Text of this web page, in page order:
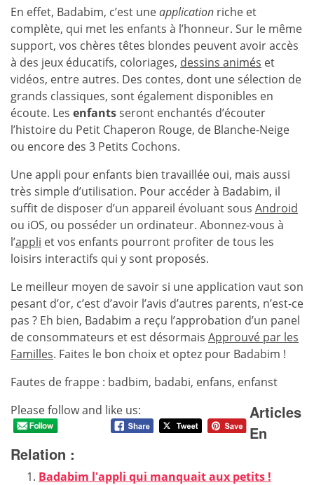
En effet, Badabim, c’est uneapplication riche et
complète, qui met les enfants à l’honneur. Sur le même
support, vos chères têtes blondes peuvent avoir accès
à des jeux éducatifs, coloriages, dessins animés et
vidéos, entre autres. Des contes, dont une sélection de
grands classiques, sont également disponibles en
écoute. Les enfantsseront enchantés d’écouter
l’histoire du Petit Chaperon Rouge, de Blanche-Neige
ou encore des 3 Petits Cochons.
Une appli pour enfants bien travaillée oui, mais aussi
très simple d’utilisation. Pour accéder à Badabim, il
suffit de disposer d’un appareil évoluant sous Android
ou iOS, ou posséder un ordinateur. Abonnez-vous à
l’appli et vos enfants pourront profiter de tous les
loisirs interactifs qui y sont proposés.
Le meilleur moyen de savoir si une application vaut son
pesant d’or, c’est d’avoir l’avis d’autres parents, n’est-ce
pas ? Eh bien, Badabim a reçu l’approbation d’un panel
de consommateurs et est désormais Approuvé par les
Familles. Faites le bon choix et optez pour Badabim !
Fautes de frappe : badbim, badabi, enfans, enfanst
Please follow and like us:
Articles
En
Relation :
Badabim l'appli qui manquait aux petits !